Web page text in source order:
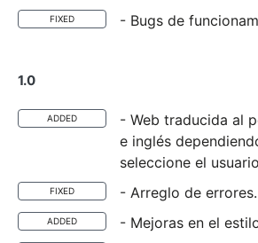
FIXED - Bugs de
1.0
ADDED
- Web traducida al
e inglés
seleccione el
FIXED - Arreglo de errores.
ADDED - Mejoras en el